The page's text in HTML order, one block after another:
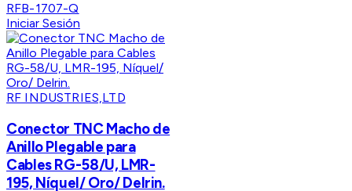
RFB-1707-Q
Iniciar Sesión
RF INDUSTRIES,LTD
Conector TNC Macho de
Anillo Plegable para
Cables RG-58/U, LMR-
195, Níquel/ Oro/ Delrin.